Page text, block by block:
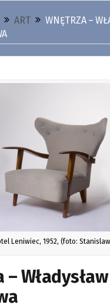
ART
WNĘTRZA –
Leniwiec, 1952, (foto: